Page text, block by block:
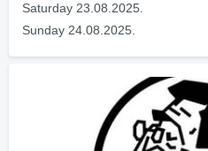
Saturday 23.08.2025.
Sunday 24.08.2025.